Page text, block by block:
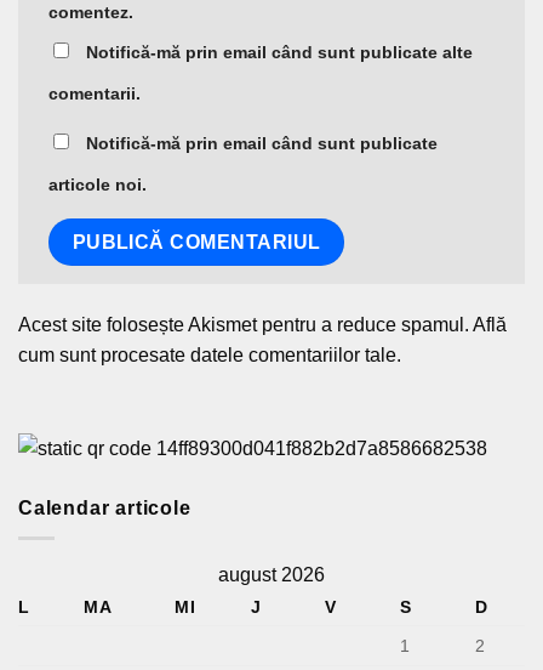
comentez.
Notifică-mă prin email când sunt publicate alte
comentarii.
Notifică-mă prin email când sunt publicate
articole noi.
Acest site folosește Akismet pentru a reduce spamul. Află
cum sunt procesate datele comentariilor tale.
Calendar articole
august 2026
L MA MI J V S
D
1
2